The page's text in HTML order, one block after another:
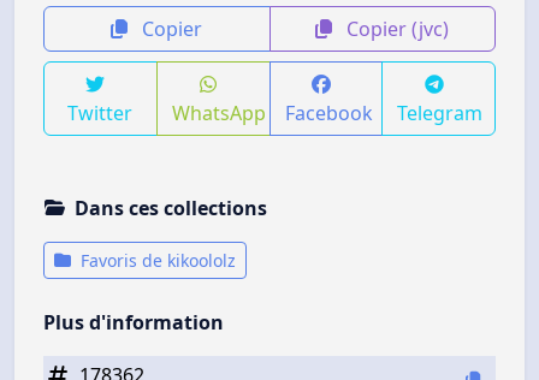
Copier Copier (jvc)
Twitter WhatsApp Facebook Telegram
Dans ces collections
Favoris de kikoololz
Plus d'information
178362